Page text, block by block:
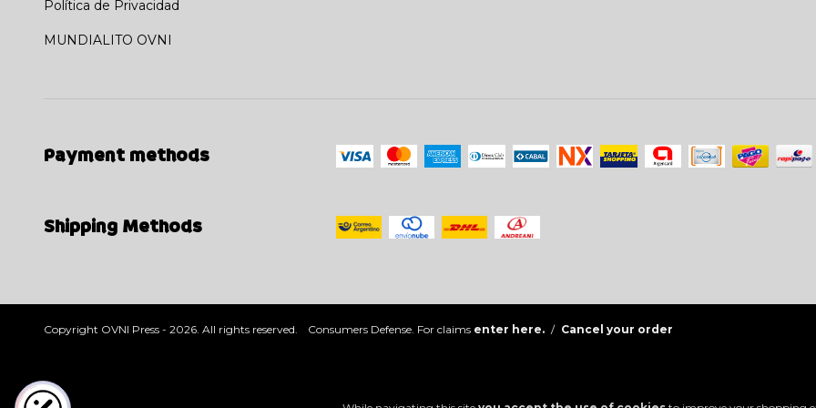
Política de Privacidad
MUNDIALITO OVNI
Payment methods
Shipping Methods
Copyright OVNI Press - 2026. All rights reserved. Consumers Defense. For claims enter here. / Cancel your order